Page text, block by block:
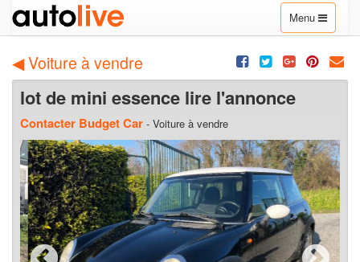
Toggle
navigation
Menu
◀ Voiture à vendre
lot de mini essence lire l'annonce
Contacter Budget Car - Voiture à vendre